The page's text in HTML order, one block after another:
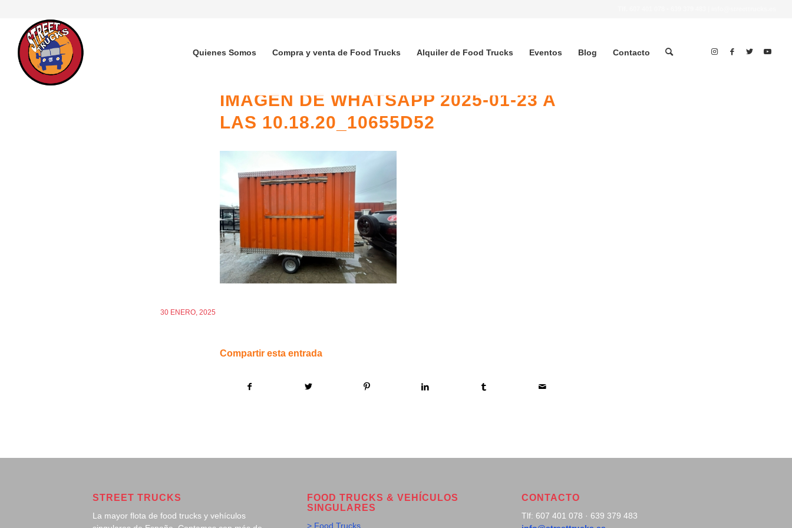
Quienes Somos Compra y venta de Food Trucks Alquiler de Food Trucks Eventos Blog Contacto
IMAGEN DE WHATSAPP 2025-01-23 A
LAS 10.18.20_10655D52
30 ENERO, 2025
Compartir esta entrada
STREET TRUCKS
La mayor flota de food trucks y vehículos
FOOD TRUCKS & VEHÍCULOS
SINGULARES
> Food Trucks
CONTACTO
Tlf: 607 401 078 · 639 379 483